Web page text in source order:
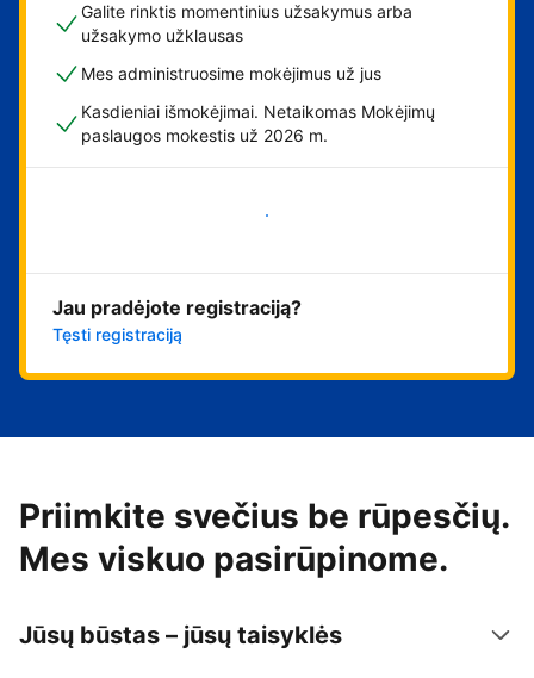
Galite rinktis momentinius užsakymus arba
užsakymo užklausas
Mes administruosime mokėjimus už jus
Kasdieniai išmokėjimai. Netaikomas Mokėjimų
paslaugos mokestis už 2026 m.
Pradėti
Jau pradėjote registraciją?
Tęsti registraciją
Priimkite svečius be rūpesčių.
Mes viskuo pasirūpinome.
Jūsų būstas – jūsų taisyklės